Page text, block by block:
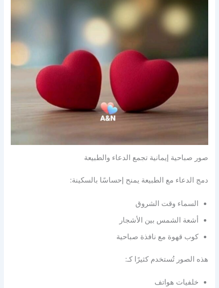
صور صباحية إيمانية تجمع الدعاء والطبيعة
دمج الدعاء مع الطبيعة يمنح إحساسًا بالسكينة:
السماء وقت الشروق
أشعة الشمس بين الأشجار
كوب قهوة مع نافذة صباحية
هذه الصور تُستخدم كثيرًا كـ:
خلفيات هواتف